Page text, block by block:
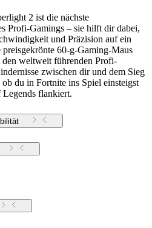
2 ist die nächste
Profi-Gamings – sie hilft dir dabei,
und Präzision auf ein
60-g-Gaming-Maus
weltweit führenden Profi-
zwischen dir und dem Sieg
du in Fortnite ins Spiel einsteigst
Legends flankiert.